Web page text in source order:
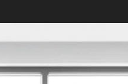
內
細
尺